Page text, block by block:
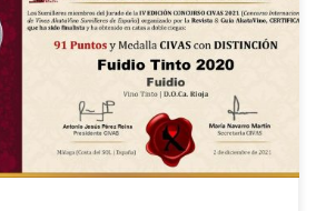
el CONCURSO CIVAS 2021. Nos sentimos
vinos que han sido galardonados entre
doble cata a ciegas. Brindamos con y